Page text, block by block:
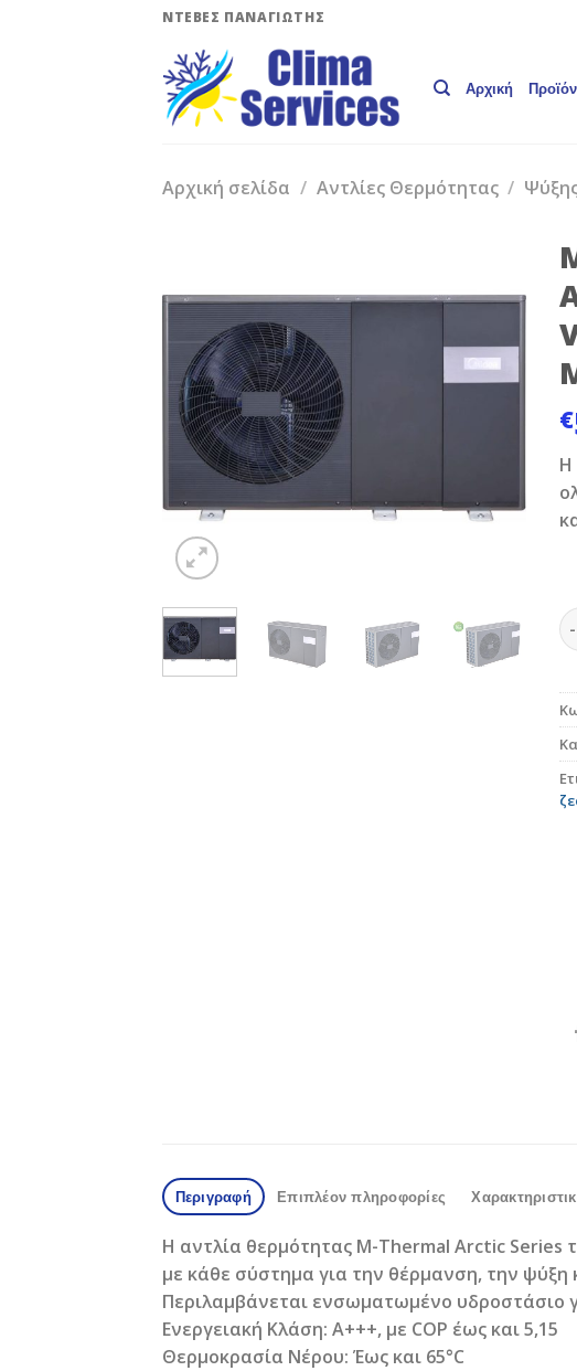
ΝΤΕΒΕΣ ΠΑΝΑΓΙΩΤΗΣ
Αρχική
Αρχική σελίδα / Αντλίες Θερμότητας /
Add to
Wishlist
€
Περιγραφή Επιπλέον πληροφορίες
Η αντλία θερμότητας M-Thermal Arctic Series
με κάθε σύστημα για την θέρμανση, την
Περιλαμβάνεται ενσωματωμένο υδροστάσιο
Ενεργειακή Κλάση: Α+++, με COP έως και 5,15
Θερμοκρασία Νέρου: Έως και 65°C